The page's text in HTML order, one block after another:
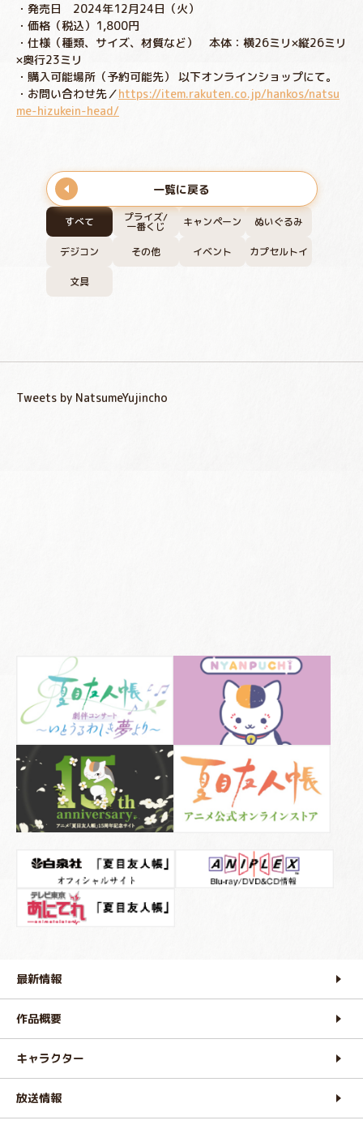
すべて プライズ/
一番くじ キャンペーン ぬいぐるみ
デジコン その他 イベント カプセルトイ
文具
・発売日 2024年12月24日（火）
・価格（税込）1,800円
・仕様（種類、サイズ、材質など） 本体：横26ミリ×縦26ミリ
×奥行23ミリ
・購入可能場所（予約可能先） 以下オンラインショップにて。
・お問い合わせ先／https://item.rakuten.co.jp/hankos/natsu
me-hizukein-head/
一覧に戻る
Tweets by NatsumeYujincho
最新情報
作品概要
キャラクター
放送情報